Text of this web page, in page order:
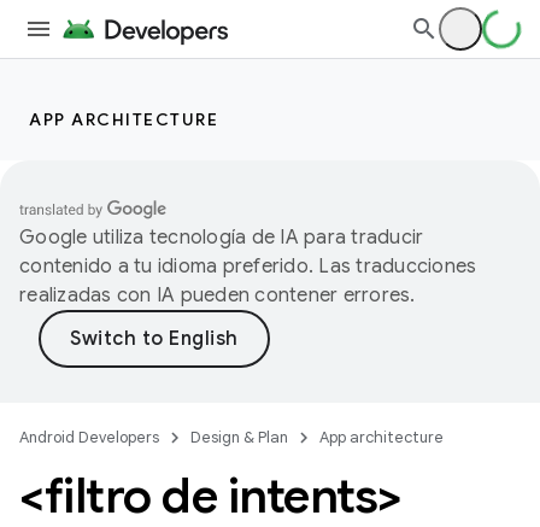
APP ARCHITECTURE
Google utiliza tecnología de IA para traducir
contenido a tu idioma preferido. Las traducciones
realizadas con IA pueden contener errores.
Android Developers Design & Plan App architecture
<filtro de intents>